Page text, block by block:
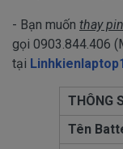
- Bạn muốn thay
gọi 0903.844.406
tại
THÔNG
Tên